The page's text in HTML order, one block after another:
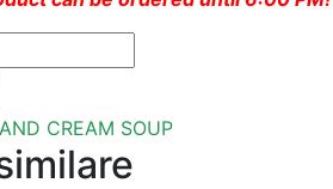
CREAM SOUP